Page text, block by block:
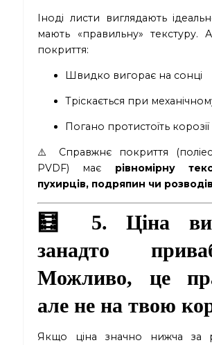
Іноді листи виглядають
мають «правильну» текстуру.
покриття:
Швидко вигорає на сонці
Тріскається при
Погано протистоїть корозії
⚠️ Справжнє покриття
PVDF) має рівномірну
пухирців, подряпин чи розводів
🧮 5. Ціна
занадто
Можливо, це
але не на твою
Якщо ціна значно нижча за